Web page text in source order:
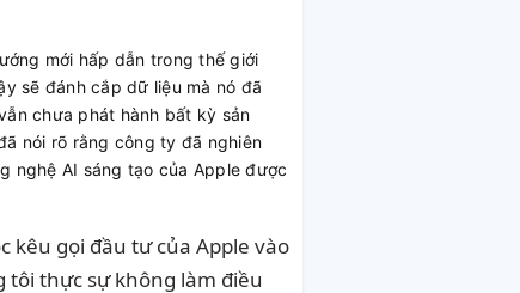
mới hấp dẫn trong thế giới
sẽ đánh cắp dữ liệu mà nó đã
chưa phát hành bất kỳ sản
nói rõ rằng công ty đã nghiên
nghệ AI sáng tạo của Apple được
kêu gọi đầu tư của Apple vào
tôi thực sự không làm điều